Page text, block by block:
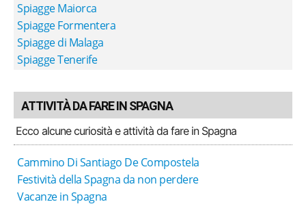
Spiagge Maiorca
Spiagge Formentera
Spiagge di Malaga
Spiagge Tenerife
ATTIVITÀ DA FARE IN SPAGNA
Ecco alcune curiosità e attività da fare in Spagna
Cammino Di Santiago De Compostela
Festività della Spagna da non perdere
Vacanze in Spagna